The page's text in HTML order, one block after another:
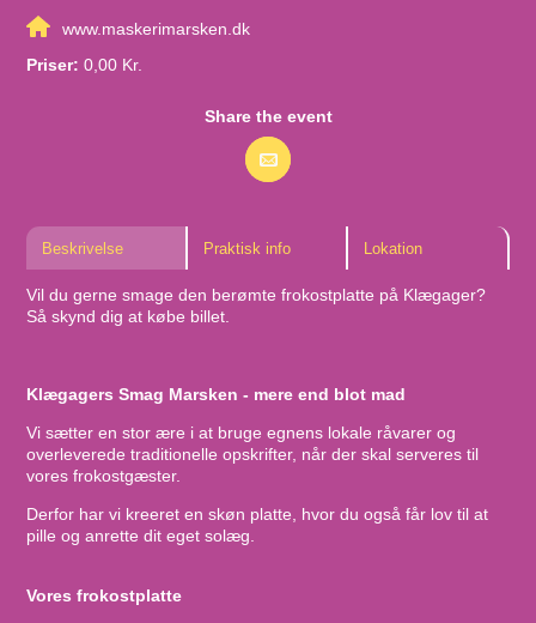
Beskrivelse Praktisk info Lokation
Vil du gerne smage den berømte frokostplatte på Klægager?
Så skynd dig at købe billet.
Klægagers Smag Marsken - mere end blot mad
Vi sætter en stor ære i at bruge egnens lokale råvarer og
overleverede traditionelle opskrifter, når der skal serveres til
vores frokostgæster.
Derfor har vi kreeret en skøn platte, hvor du også får lov til at
pille og anrette dit eget solæg.
Vores frokostplatte
www.maskerimarsken.dk
Priser: 0,00 Kr.
Share the event